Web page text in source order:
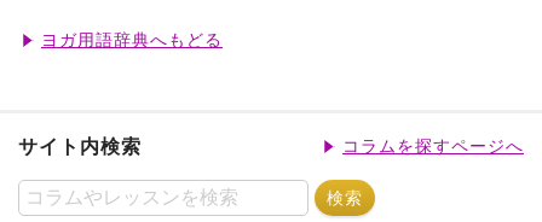
ヨガ用語辞典へもどる
サイト内検索 コラムを探すページへ